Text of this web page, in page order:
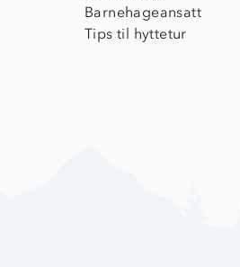
Barnehageansatt
Tips til hyttetur